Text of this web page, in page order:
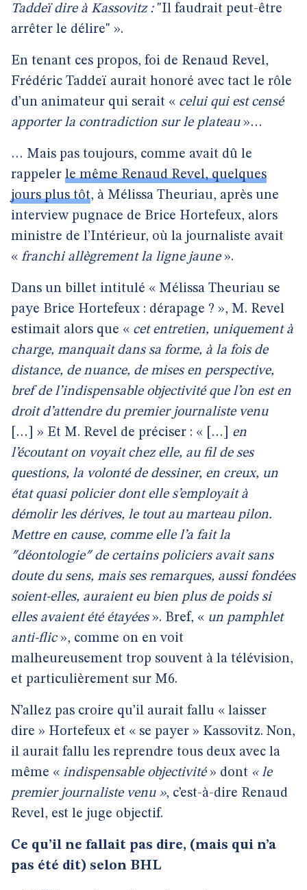
Taddeï dire à Kassovitz : "Il faudrait peut-être
arrêter le délire" ».
En tenant ces propos, foi de Renaud Revel,
Frédéric Taddeï aurait honoré avec tact le rôle
d’un animateur qui serait « celui qui est censé
apporter la contradiction sur le plateau»…
… Mais pas toujours, comme avait dû le
rappeler le même Renaud Revel, quelques
jours plus tôt, à Mélissa Theuriau, après une
interview pugnace de Brice Hortefeux, alors
ministre de l’Intérieur, où la journaliste avait
« franchi allègrement la ligne jaune».
Dans un billet intitulé « Mélissa Theuriau se
paye Brice Hortefeux : dérapage ? », M. Revel
estimait alors que « cet entretien, uniquement à
charge, manquait dans sa forme, à la fois de
distance, de nuance, de mises en perspective,
bref de l’indispensable objectivité que l’on est en
droit d’attendre du premier journaliste venu
[…] » Et M. Revel de préciser : « […] en
l’écoutant on voyait chez elle, au fil de ses
questions, la volonté de dessiner, en creux, un
état quasi policier dont elle s’employait à
démolir les dérives, le tout au marteau pilon.
Mettre en cause, comme elle l’a fait la
ʺdéontologieʺ de certains policiers avait sans
doute du sens, mais ses remarques, aussi fondées
soient-elles, auraient eu bien plus de poids si
elles avaient été étayées». Bref, « un pamphlet
anti-flic», comme on en voit
malheureusement trop souvent à la télévision,
et particulièrement sur M6.
N’allez pas croire qu’il aurait fallu « laisser
dire » Hortefeux et « se payer » Kassovitz. Non,
il aurait fallu les reprendre tous deux avec la
même « indispensable objectivité» dont « le
premier journaliste venu », c’est-à-dire Renaud
Revel, est le juge objectif.
Ce qu’il ne fallait pas dire, (mais qui n’a
pas été dit) selon BHL